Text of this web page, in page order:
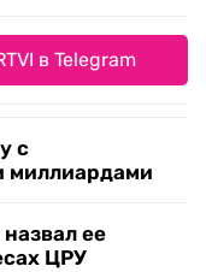
в Telegram
с
миллиардами
ее
ЦРУ